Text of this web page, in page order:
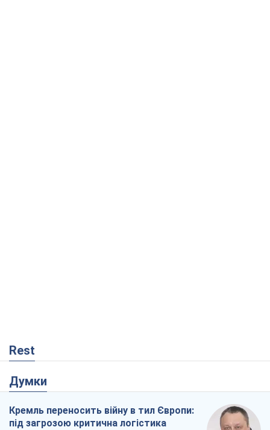
Rest
Думки
Кремль переносить війну в тил Європи:
під загрозою критична логістика